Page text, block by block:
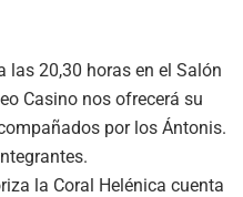
las 20,30 horas en el Salón
Casino nos ofrecerá su
por los Ántonis.
la Coral Helénica cuenta